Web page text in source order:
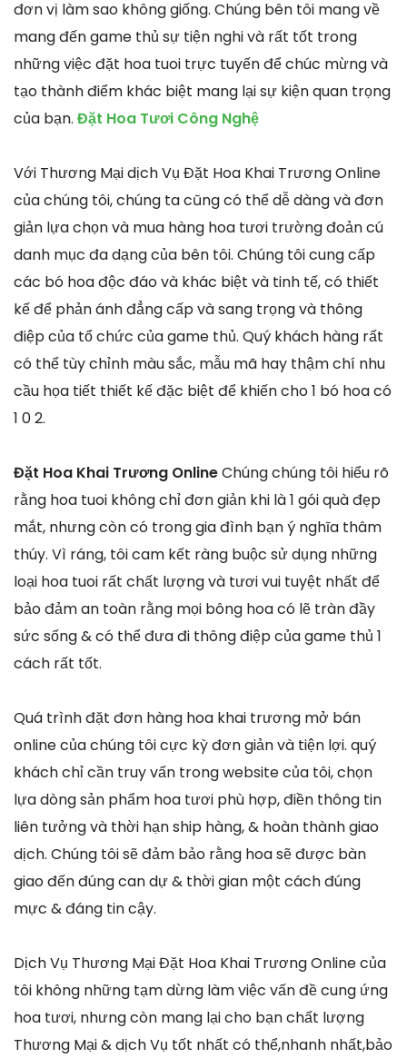
đơn vị làm sao không giống. Chúng bên tôi mang về
mang đến game thủ sự tiện nghi và rất tốt trong
những việc đặt hoa tuoi trực tuyến để chúc mừng và
tạo thành điểm khác biệt mang lại sự kiện quan trọng
của bạn. Đặt Hoa Tươi Công Nghệ
Với Thương Mại dịch Vụ Đặt Hoa Khai Trương Online
của chúng tôi, chúng ta cũng có thể dễ dàng và đơn
giản lựa chọn và mua hàng hoa tươi trường đoản cú
danh mục đa dạng của bên tôi. Chúng tôi cung cấp
các bó hoa độc đáo và khác biệt và tinh tế, có thiết
kế để phản ánh đẳng cấp và sang trọng và thông
điệp của tổ chức của game thủ. Quý khách hàng rất
có thể tùy chỉnh màu sắc, mẫu mã hay thậm chí nhu
cầu họa tiết thiết kế đặc biệt để khiến cho 1 bó hoa có
1 0 2.
Đặt Hoa Khai Trương OnlineChúng chúng tôi hiểu rõ
rằng hoa tuoi không chỉ đơn giản khi là 1 gói quà đẹp
mắt, nhưng còn có trong gia đình bạn ý nghĩa thâm
thúy. Vì ráng, tôi cam kết ràng buộc sử dụng những
loại hoa tuoi rất chất lượng và tươi vui tuyệt nhất để
bảo đảm an toàn rằng mọi bông hoa có lẽ tràn đầy
sức sống & có thể đưa đi thông điệp của game thủ 1
cách rất tốt.
Quá trình đặt đơn hàng hoa khai trương mở bán
online của chúng tôi cực kỳ đơn giản và tiện lợi. quý
khách chỉ cần truy vấn trong website của tôi, chọn
lựa dòng sản phẩm hoa tươi phù hợp, điền thông tin
liên tưởng và thời hạn ship hàng, & hoàn thành giao
dịch. Chúng tôi sẽ đảm bảo rằng hoa sẽ được bàn
giao đến đúng can dự & thời gian một cách đúng
mực & đáng tin cậy.
Dịch Vụ Thương Mại Đặt Hoa Khai Trương Online của
tôi không những tạm dừng làm việc vấn đề cung ứng
hoa tươi, nhưng còn mang lại cho bạn chất lượng
Thương Mại & dịch Vụ tốt nhất có thể,nhanh nhất,bảo